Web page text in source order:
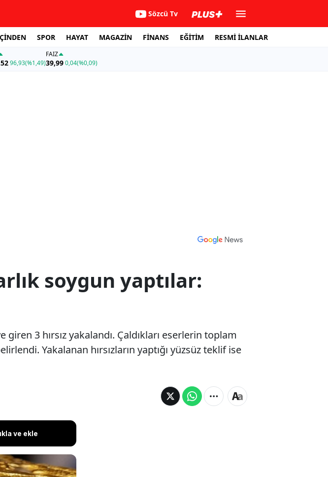
Sözcü Tv
SPOR HAYAT MAGAZİN FİNANS EĞİTİM RESMİ İLANLAR
96,93(%1,49)
FAİZ
39,990,04(%0,09)
soygun yaptılar:
3 hırsız yakalandı. Çaldıkları eserlerin toplam
Yakalanan hırsızların yaptığı yüzsüz teklif ise
ve ekle